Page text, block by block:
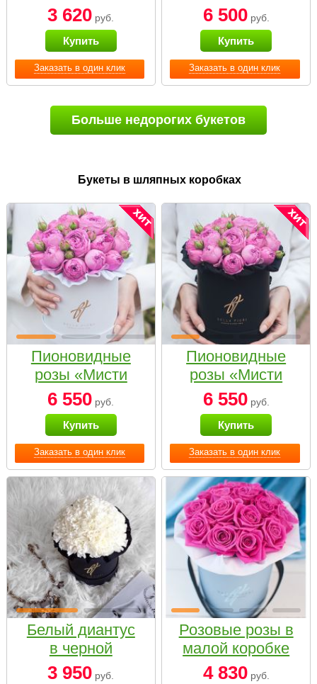
Заказать в один клик
3 620 руб.
Купить
Заказать в один клик
6 500руб.
Купить
Больше недорогих букетов
Букеты в шляпных коробках
Заказать в один клик
Пионовидные
розы «Мисти
бабблс» в белой
коробке Small
6 550 руб.
Купить
Заказать в один клик
Пионовидные
розы «Мисти
бабблс» в
черной коробке
Small
6 550руб.
Купить
Белый диантус
в черной
коробке Small
3 950 руб.
Розовые розы в
малой коробке
4 830руб.